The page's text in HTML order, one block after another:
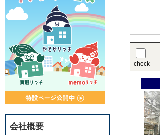
check
会社概要